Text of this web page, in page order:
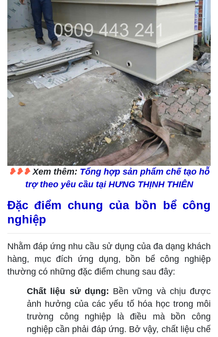
❥❥❥ Xem thêm: Tổng hợp sản phẩm chế tạo hỗ
trợ theo yêu cầu tại HƯNG THỊNH THIÊN
Đặc điểm chung của bồn bể công
nghiệp
Nhằm đáp ứng nhu cầu sử dụng của đa dạng khách
hàng, mục đích ứng dụng, bồn bể công nghiệp
thường có những đặc điểm chung sau đây:
Chất liệu sử dụng: Bền vững và chịu được
ảnh hưởng của các yếu tố hóa học trong môi
trường công nghiệp là điều mà bồn công
nghiệp cần phải đáp ứng. Bở vậy, chất liệu chế